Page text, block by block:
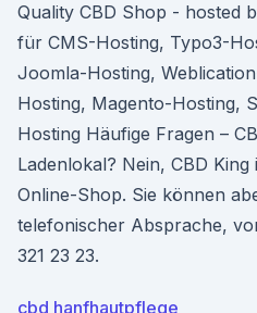
Quality CBD Shop - hosted
für CMS-Hosting, Typo3-
Joomla-Hosting,
Hosting, Magento-Hosting,
Hosting Häufige Fragen –
Ladenlokal? Nein, CBD King
Online-Shop. Sie können
telefonischer Absprache,
321 23 23.
cbd hanfhautpflege